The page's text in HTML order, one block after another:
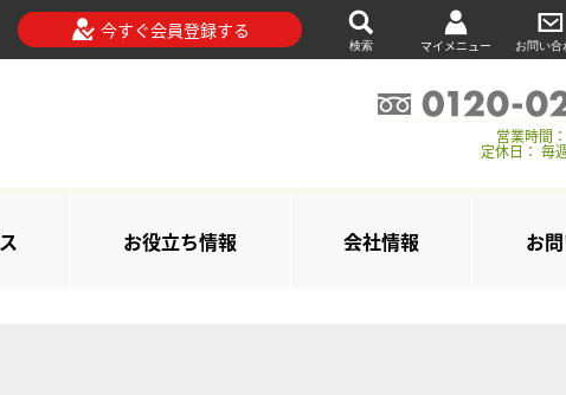
今すぐ会員登録する
検索 マイメニュー お問い合
営業時間
定休日： 毎
お役立ち情報 会社情報 お